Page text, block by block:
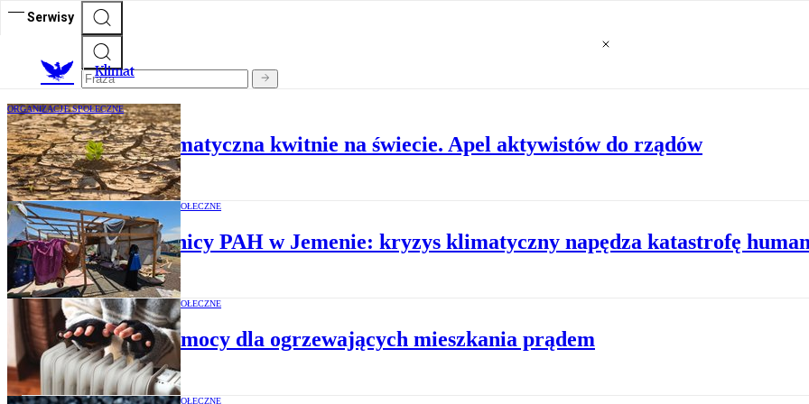
Serwisy
Klimat
ORGANIZACJE SPOŁECZNE
Dezinformacja klimatyczna kwitnie na świecie. Apel aktywistów do rządów
ORGANIZACJE SPOŁECZNE
Pracownicy PAH w Jemenie: kryzys klimatyczny napędza katastrofę
ORGANIZACJE SPOŁECZNE
Chcą pomocy dla ogrzewających mieszkania prądem
ORGANIZACJE SPOŁECZNE